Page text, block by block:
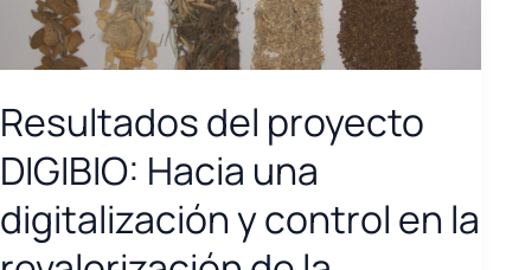
Resultados del proyecto
DIGIBIO: Hacia una
digitalización y control en la